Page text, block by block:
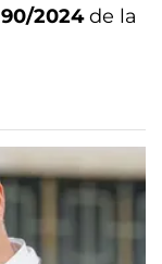
2024de la